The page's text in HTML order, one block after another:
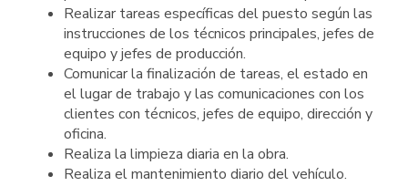
Realizar tareas específicas del puesto según las
instrucciones de los técnicos principales, jefes de
equipo y jefes de producción.
Comunicar la finalización de tareas, el estado en
el lugar de trabajo y las comunicaciones con los
clientes con técnicos, jefes de equipo, dirección y
oficina.
Realiza la limpieza diaria en la obra.
Realiza el mantenimiento diario del vehículo.